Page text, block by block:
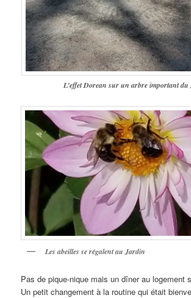
L’effet Dorean sur un arbre important
Les abeilles se régalent au Jardin
Pas de pique-nique mais un dîner au logement
Un petit changement à la routine qui était